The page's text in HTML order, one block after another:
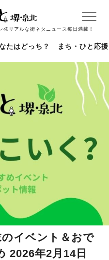
リアルな街ネタニュース毎日満載！
たはどっち？ まち・ひと応援
のイベント＆おで
2026年2月14日